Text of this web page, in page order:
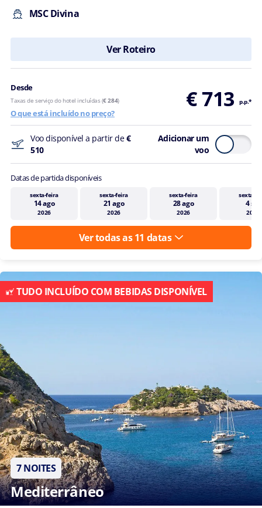
MSC Divina
Ver Roteiro
Desde € 713 p.p.*
Taxas de serviço do hotel incluídas (€ 284)
O que está incluído no preço?
Voo disponível a partir de€
510
Adicionar um
voo
Datas de partida disponíveis
sexta-feira
14 ago
2026
sexta-feira
21 ago
2026
sexta-feira
28 ago
2026
sexta-
4 set
2026
Ver todas as 11 datas
TUDO INCLUÍDO COM BEBIDAS DISPONÍVEL
7 NOITES
Mediterrâneo